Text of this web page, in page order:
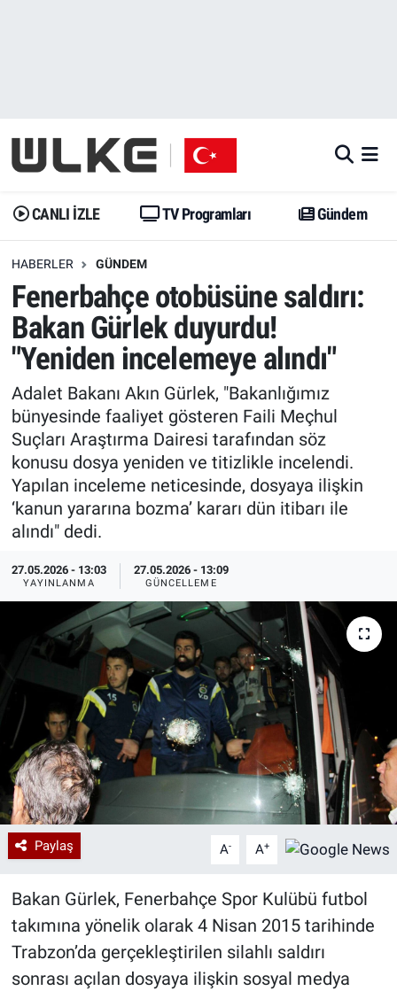
CANLI İZLE TV Programları Gündem
HABERLER GÜNDEM
Fenerbahçe otobüsüne saldırı:
Bakan Gürlek duyurdu!
"Yeniden incelemeye alındı"
Adalet Bakanı Akın Gürlek, "Bakanlığımız
bünyesinde faaliyet gösteren Faili Meçhul
Suçları Araştırma Dairesi tarafından söz
konusu dosya yeniden ve titizlikle incelendi.
Yapılan inceleme neticesinde, dosyaya ilişkin
‘kanun yararına bozma’ kararı dün itibarı ile
alındı" dedi.
27.05.2026 - 13:03
YAYINLANMA
27.05.2026 - 13:09
GÜNCELLEME
Paylaş A- A+
Bakan Gürlek, Fenerbahçe Spor Kulübü futbol
takımına yönelik olarak 4 Nisan 2015 tarihinde
Trabzon’da gerçekleştirilen silahlı saldırı
sonrası açılan dosyaya ilişkin sosyal medya
Gündem
Dünya
Erişim Bilgileri
Ekonomi
Trend
Özel Haberler
Yazarlar
Gündem
Trend
Erişim Bilgileri
Spor
Ekonomi
Dünya
Medya
Özel Haberler
Kadın
Erişim Bilgileri
Sağlık
Teknoloji
Ramazan
İstanbul Namaz Vakitleri
Trafik Durumu
Erişim Bilgileri
Tüm Manşetler
Son Dakika Haberleri
Haber Arşivi